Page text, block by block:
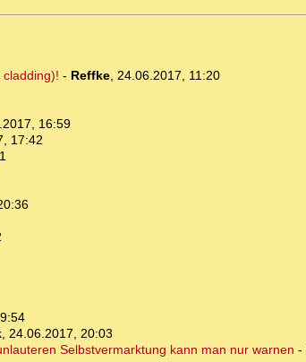
- Reffke, 24.06.2017, 11:20
16:59
17:42
, 24.06.2017, 20:03
Selbstvermarktung kann man nur warnen -